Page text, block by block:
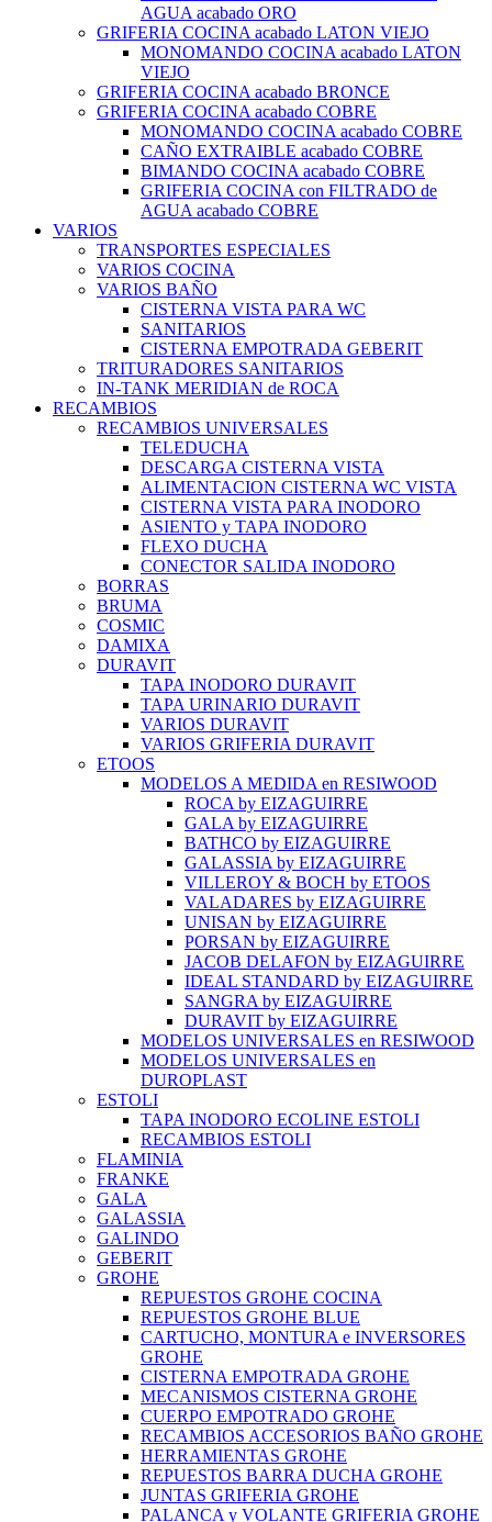
AGUA acabado ORO
GRIFERIA COCINA acabado LATON VIEJO
MONOMANDO COCINA acabado LATON
VIEJO
GRIFERIA COCINA acabado BRONCE
GRIFERIA COCINA acabado COBRE
MONOMANDO COCINA acabado COBRE
CAÑO EXTRAIBLE acabado COBRE
BIMANDO COCINA acabado COBRE
GRIFERIA COCINA con FILTRADO de
AGUA acabado COBRE
VARIOS
TRANSPORTES ESPECIALES
VARIOS COCINA
VARIOS BAÑO
CISTERNA VISTA PARA WC
SANITARIOS
CISTERNA EMPOTRADA GEBERIT
TRITURADORES SANITARIOS
IN-TANK MERIDIAN de ROCA
RECAMBIOS
RECAMBIOS UNIVERSALES
TELEDUCHA
DESCARGA CISTERNA VISTA
ALIMENTACION CISTERNA WC VISTA
CISTERNA VISTA PARA INODORO
ASIENTO y TAPA INODORO
FLEXO DUCHA
CONECTOR SALIDA INODORO
BORRAS
BRUMA
COSMIC
DAMIXA
DURAVIT
TAPA INODORO DURAVIT
TAPA URINARIO DURAVIT
VARIOS DURAVIT
VARIOS GRIFERIA DURAVIT
ETOOS
MODELOS A MEDIDA en RESIWOOD
ROCA by EIZAGUIRRE
GALA by EIZAGUIRRE
BATHCO by EIZAGUIRRE
GALASSIA by EIZAGUIRRE
VILLEROY & BOCH by ETOOS
VALADARES by EIZAGUIRRE
UNISAN by EIZAGUIRRE
PORSAN by EIZAGUIRRE
JACOB DELAFON by EIZAGUIRRE
IDEAL STANDARD by EIZAGUIRRE
SANGRA by EIZAGUIRRE
DURAVIT by EIZAGUIRRE
MODELOS UNIVERSALES en RESIWOOD
MODELOS UNIVERSALES en
DUROPLAST
ESTOLI
TAPA INODORO ECOLINE ESTOLI
RECAMBIOS ESTOLI
FLAMINIA
FRANKE
GALA
GALASSIA
GALINDO
GEBERIT
GROHE
REPUESTOS GROHE COCINA
REPUESTOS GROHE BLUE
CARTUCHO, MONTURA e INVERSORES
GROHE
CISTERNA EMPOTRADA GROHE
MECANISMOS CISTERNA GROHE
CUERPO EMPOTRADO GROHE
RECAMBIOS ACCESORIOS BAÑO GROHE
HERRAMIENTAS GROHE
REPUESTOS BARRA DUCHA GROHE
JUNTAS GRIFERIA GROHE
PALANCA y VOLANTE GRIFERIA GROHE